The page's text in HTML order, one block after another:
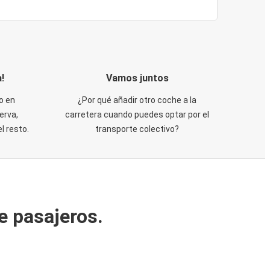
en
resto.
Vamos juntos
¿Por qué añadir otro coche a la
carretera cuando puedes optar por el
transporte colectivo?
pasajeros.